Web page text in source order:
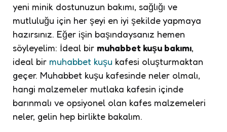
yeni minik dostunuzun bakımı, sağlığı ve
mutluluğu için her şeyi en iyi şekilde yapmaya
hazırsınız. Eğer işin başındaysanız hemen
söyleyelim: İdeal bir muhabbet kuşu bakımı,
ideal bir muhabbet kuşu kafesi oluşturmaktan
geçer. Muhabbet kuşu kafesinde neler olmalı,
hangi malzemeler mutlaka kafesin içinde
barınmalı ve opsiyonel olan kafes malzemeleri
neler, gelin hep birlikte bakalım.